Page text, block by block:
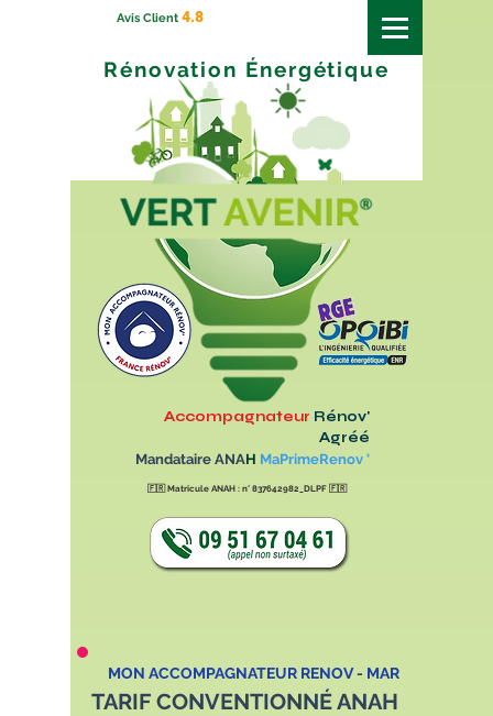
Avis Client 4.8
Rénovation Énergétique
Accompagnateur Rénov'
Agréé
Mandataire ANAH MaPrimeRenov '
🇫🇷Matricule ANAH : n° 837642982_DLPF🇫🇷
MON ACCOMPAGNATEUR RENOV- MAR
TARIF CONVENTIONNÉ ANAH